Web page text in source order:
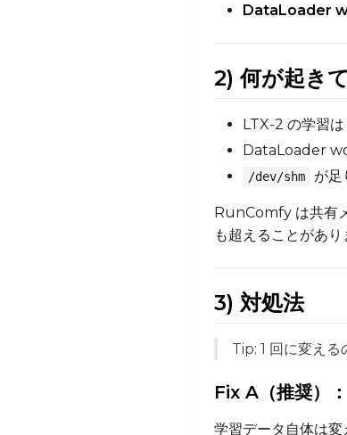
DataLoader
2) 何が起き
LTX-2 の学習は
DataLoader
/dev/shm が
RunComfy は共有
も超えることがあり
3) 対処法
Tip: 1 回に変える
Fix A（推奨
学習データ自体は変